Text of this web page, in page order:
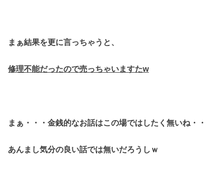
まぁ結果を更に言っちゃうと、
修理不能だったので売っちゃいますたw
まぁ・・・金銭的なお話はこの場ではしたく無いね・・
あんまし気分の良い話では無いだろうしｗ